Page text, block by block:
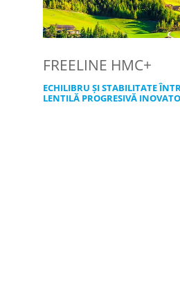
FREELINE HMC+
ECHILIBRU ȘI STABILITATE
LENTILĂ PROGRESIVĂ